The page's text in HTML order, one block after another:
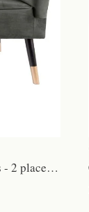
Present Time - Canapé Royal effet velours - 2 places - Vert Taupe